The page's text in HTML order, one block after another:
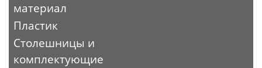
материал
Пластик
Столешницы и
комплектующие